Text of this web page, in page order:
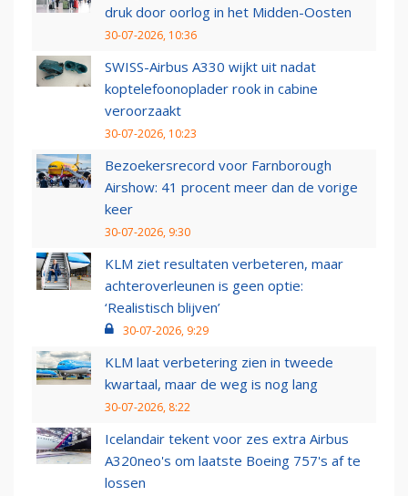
druk door oorlog in het Midden-Oosten
30-07-2026, 10:36
SWISS-Airbus A330 wijkt uit nadat
koptelefoonoplader rook in cabine
veroorzaakt
30-07-2026, 10:23
Bezoekersrecord voor Farnborough
Airshow: 41 procent meer dan de vorige
keer
30-07-2026, 9:30
KLM ziet resultaten verbeteren, maar
achteroverleunen is geen optie:
‘Realistisch blijven’
30-07-2026, 9:29
KLM laat verbetering zien in tweede
kwartaal, maar de weg is nog lang
30-07-2026, 8:22
Icelandair tekent voor zes extra Airbus
A320neo's om laatste Boeing 757's af te
lossen